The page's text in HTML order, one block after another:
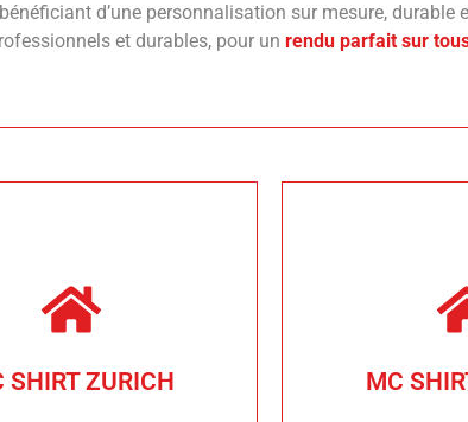
d’une personnalisation sur mesure, durable
et durables, pour un rendu parfait sur
SHIRT ZURICH
42
044 261 29 39
MCRte du
Tél. 027